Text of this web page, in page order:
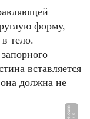
форму,
тело.
вставляется
должна не